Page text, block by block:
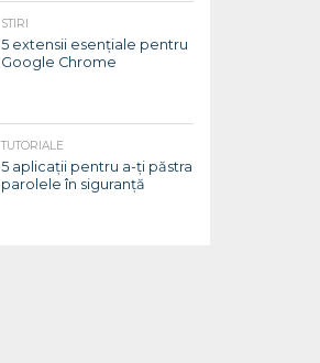
STIRI
5 extensii esențiale pentru
Google Chrome
TUTORIALE
5 aplicații pentru a-ți păstra
parolele în siguranță